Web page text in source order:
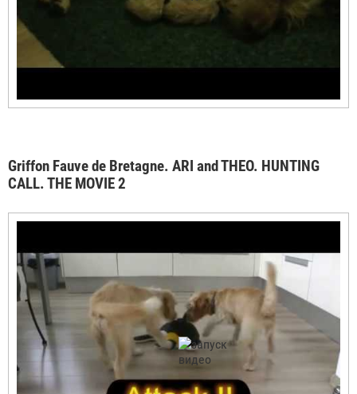
Griffon Fauve de Bretagne. ARI and THEO. HUNTING
CALL. THE MOVIE 2